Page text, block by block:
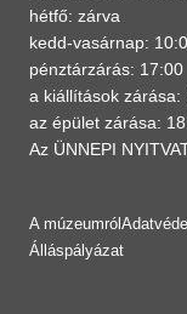
hétfő: zárva
kedd-vasárnap:
pénztárzárás: 17:00
a kiállítások zárása:
az épület zárása:
Az ÜNNEPI
A múzeumról
Álláspályázat